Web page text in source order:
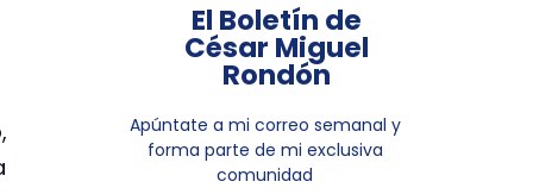
El Boletín de
César Miguel
Rondón
Apúntate a mi correo semanal y
forma parte de mi exclusiva
comunidad